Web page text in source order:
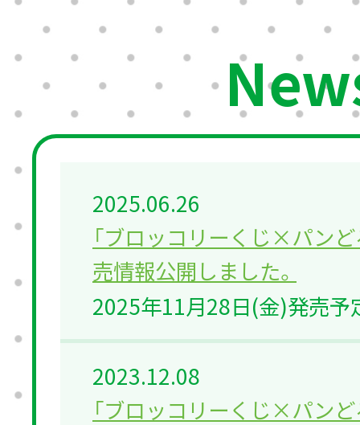
2025.06.26
「ブロッコリーくじ×パンど
売情報公開しました。
2025年11月28日(金)発売予
2023.12.08
「ブロッコリーくじ×パンど